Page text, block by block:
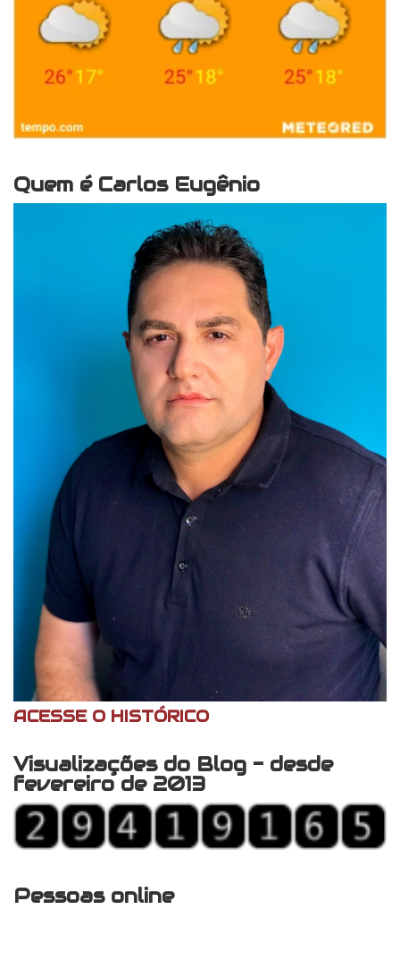
Quem é Carlos Eugênio
ACESSE O HISTÓRICO
Visualizações do Blog - desde
fevereiro de 2013
Pessoas online